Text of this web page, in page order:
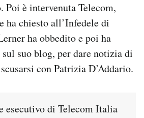
Poi è intervenuta Telecom,
ha chiesto all’Infedele di
ha obbedito e poi ha
sul suo blog, per dare notizia di
con Patrizia D’Addario.
esecutivo di Telecom Italia